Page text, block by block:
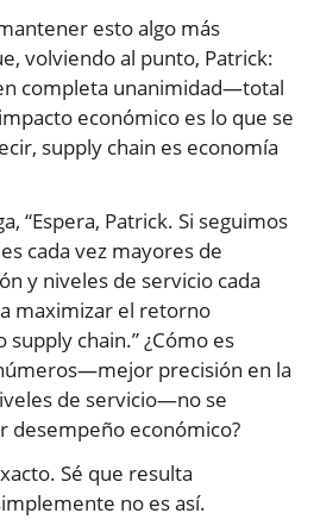
esto algo más
volviendo al punto, Patrick:
completa unanimidad—total
económico es lo que se
supply chain es economía
“Espera, Patrick. Si seguimos
cada vez mayores de
y niveles de servicio cada
maximizar el retorno
chain.” ¿Cómo es
precisión en la
de servicio—no se
desempeño económico?
Sé que resulta
no es así.